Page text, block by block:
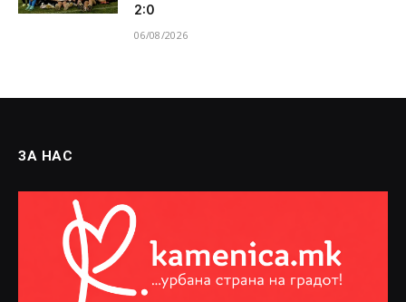
2:0
06/08/2026
ЗА НАС